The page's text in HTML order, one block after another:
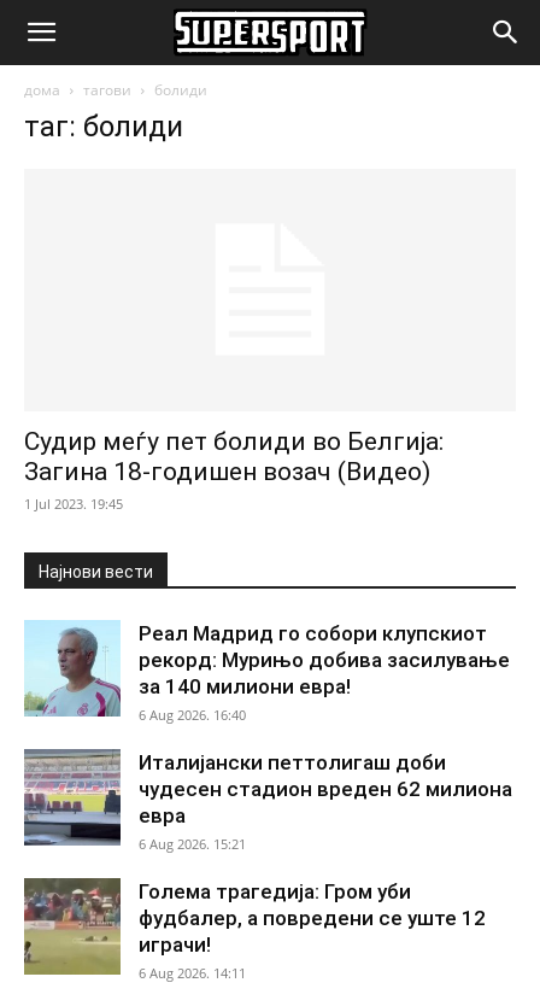
SuperSport.mk
дома тагови болиди
таг: болиди
Судир меѓу пет болиди во Белгија:
Загина 18-годишен возач (Видео)
1 Jul 2023. 19:45
Најнови вести
Реал Мадрид го собори клупскиот
рекорд: Мурињо добива засилување
за 140 милиони евра!
6 Aug 2026. 16:40
Италијански петтолигаш доби
чудесен стадион вреден 62 милиона
евра
6 Aug 2026. 15:21
Голема трагедија: Гром уби
фудбалер, а повредени се уште 12
играчи!
6 Aug 2026. 14:11